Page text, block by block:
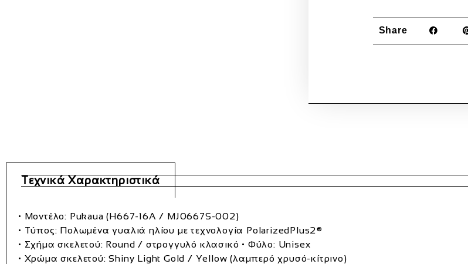
Share
Τεχνικά Χαρακτηριστικά
• Μοντέλο: Pukaua (H667‑16A / MJ0667S‑002)
• Τύπος: Πολωμένα γυαλιά ηλίου με τεχνολογία PolarizedPlus2®
• Σχήμα σκελετού: Round / στρογγυλό κλασικό • Φύλο: Unisex
• Χρώμα σκελετού:Shiny Light Gold / Yellow (λαμπερό χρυσό‑κίτρινο)